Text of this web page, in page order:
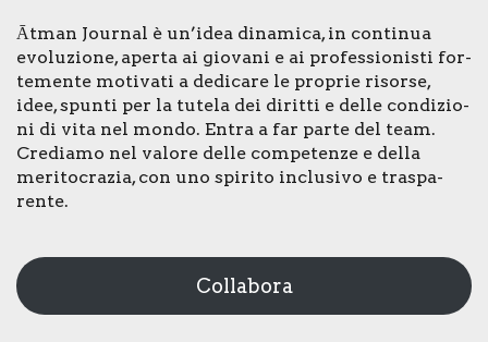
Ātman Jour­nal è un’idea dina­mi­ca, in con­ti­nua
evo­lu­zio­ne, aper­ta ai gio­va­ni e ai pro­fes­sio­ni­sti for­
te­men­te moti­va­ti a dedi­ca­re le pro­prie risor­se,
idee, spun­ti per la tute­la dei dirit­ti e del­le con­di­zio­
ni di vita nel mon­do. Entra a far par­te del team.
Cre­dia­mo nel valo­re del­le com­pe­ten­ze e del­la
meri­to­cra­zia, con uno spi­ri­to inclu­si­vo e tra­spa­
ren­te.
Collabora